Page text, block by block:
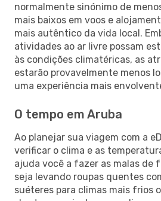
normalmente sinónimo de
mais baixos em voos e
mais autêntico da vida local.
atividades ao ar livre possam
às condições climatéricas, as
estarão provavelmente menos
uma experiência mais
O tempo em Aruba
Ao planejar sua viagem com a
verificar o clima e as
ajuda você a fazer as malas de
seja levando roupas quentes
suéteres para climas mais frios